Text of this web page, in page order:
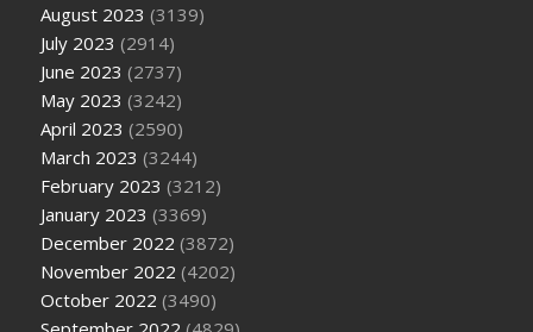
August 2023 (3139)
July 2023 (2914)
June 2023 (2737)
May 2023 (3242)
April 2023 (2590)
March 2023 (3244)
February 2023 (3212)
January 2023 (3369)
December 2022 (3872)
November 2022 (4202)
October 2022 (3490)